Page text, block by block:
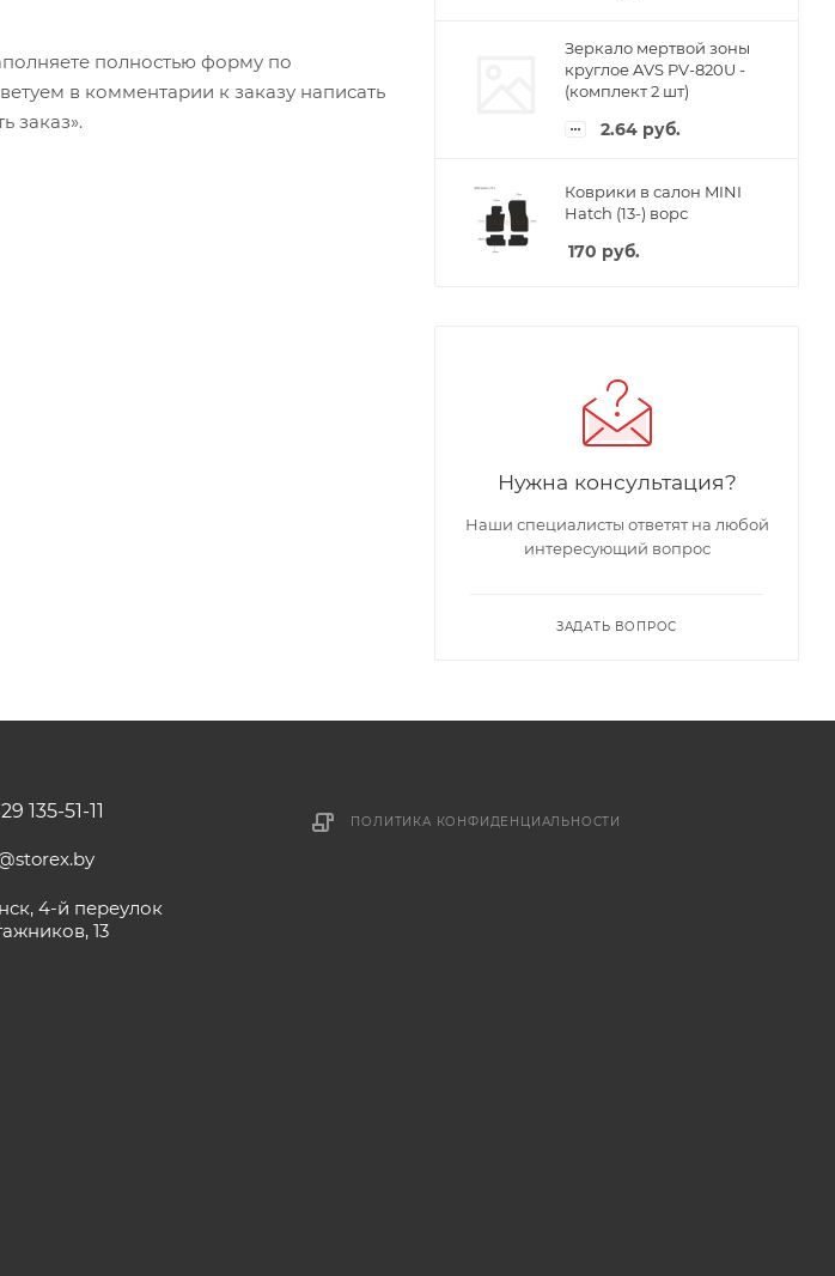
полностью форму по
в комментарии к заказу написать
заказ».
Зеркало мертвой зоны
круглое AVS PV-820U -
(комплект 2 шт)
2.64 руб.
Коврики в салон MINI
Hatch (13-) ворс
170 руб.
Нужна консультация?
Наши специалисты ответят на любой
интересующий вопрос
ЗАДАТЬ ВОПРОС
135-51-11
4-й переулок
13
ПОЛИТИКА КОНФИДЕНЦИАЛЬНОСТИ